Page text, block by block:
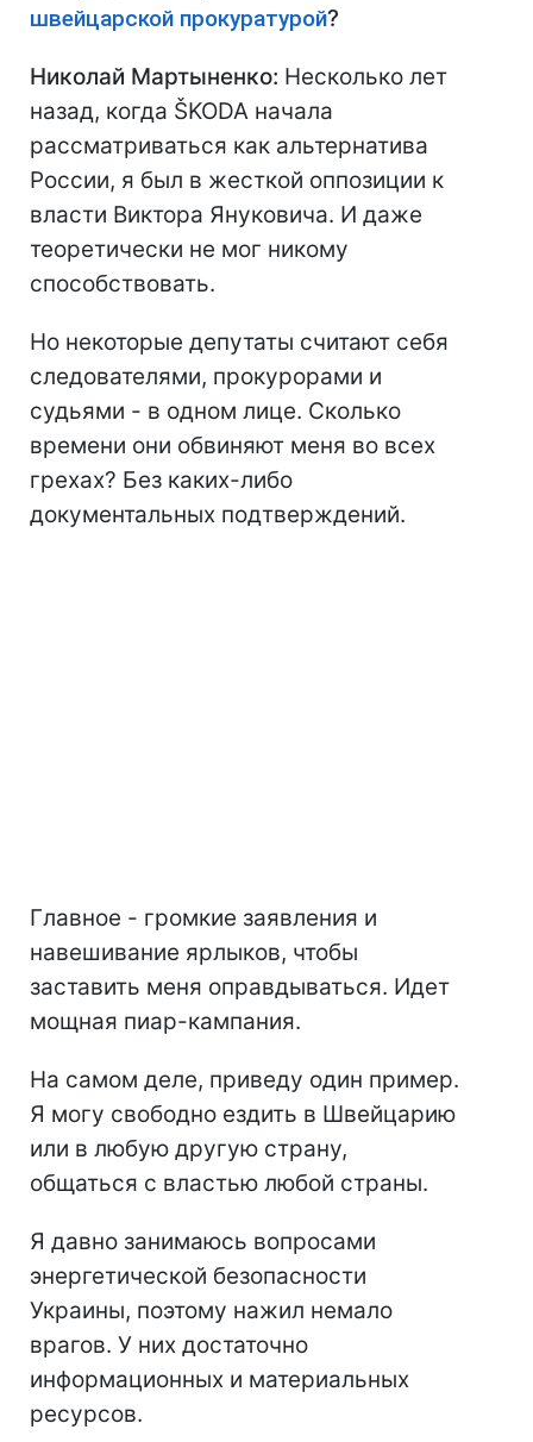
швейцарской прокуратурой?
Николай Мартыненко: Несколько лет
назад, когда ŠKODA начала
рассматриваться как альтернатива
России, я был в жесткой оппозиции к
власти Виктора Януковича. И даже
теоретически не мог никому
способствовать.
Но некоторые депутаты считают себя
следователями, прокурорами и
судьями - в одном лице. Сколько
времени они обвиняют меня во всех
грехах? Без каких-либо
документальных подтверждений.
Главное - громкие заявления и
навешивание ярлыков, чтобы
заставить меня оправдываться. Идет
мощная пиар-кампания.
На самом деле, приведу один пример.
Я могу свободно ездить в Швейцарию
или в любую другую страну,
общаться с властью любой страны.
Я давно занимаюсь вопросами
энергетической безопасности
Украины, поэтому нажил немало
врагов. У них достаточно
информационных и материальных
ресурсов.